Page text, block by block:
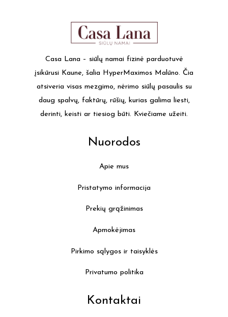
Casa Lana – siūlų namai fizinė parduotuvė
įsikūrusi Kaune, šalia HyperMaximos Malūno. Čia
atsiveria visas mezgimo, nėrimo siūlų pasaulis su
daug spalvų, faktūrų, rūšių, kurias galima liesti,
derinti, keisti ar tiesiog būti. Kviečiame užeiti.
Nuorodos
Apie mus
Pristatymo informacija
Prekių grąžinimas
Apmokėjimas
Pirkimo sąlygos ir taisyklės
Privatumo politika
Kontaktai